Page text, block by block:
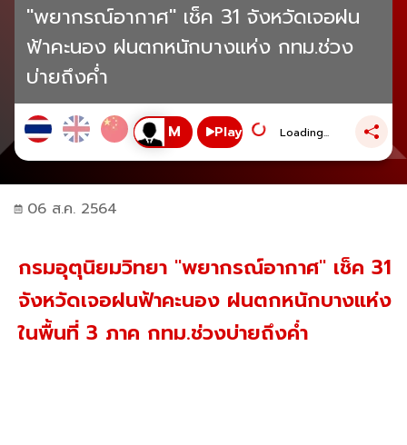
"พยากรณ์อากาศ" เช็ค 31 จังหวัดเจอฝน
ฟ้าคะนอง ฝนตกหนักบางแห่ง กทม.ช่วง
บ่ายถึงค่ำ
Play Loading...
06 ส.ค. 2564
กรมอุตุนิยมวิทยา "พยากรณ์อากาศ" เช็ค 31
จังหวัดเจอฝนฟ้าคะนอง ฝนตกหนักบางแห่ง
ในพื้นที่ 3 ภาค กทม.ช่วงบ่ายถึงค่ำ